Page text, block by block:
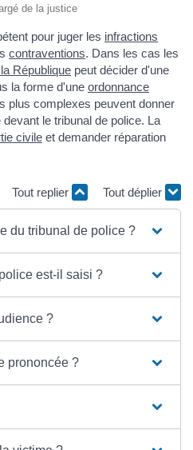
de la justice
pour juger les infractions
contraventions. Dans les cas les
République peut décider d'une
la forme d'une ordonnance
plus complexes peuvent donner
le tribunal de police. La
civile et demander réparation
Tout replier Tout déplier
du tribunal de police ?
est-il saisi ?
?
prononcée ?